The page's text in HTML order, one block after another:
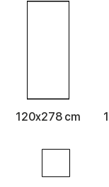
120x278 cm